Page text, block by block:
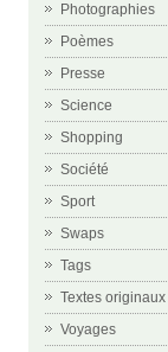
Photographies
Poèmes
Presse
Science
Shopping
Société
Sport
Swaps
Tags
Textes originaux
Voyages